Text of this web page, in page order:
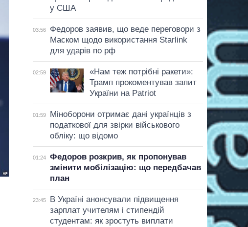
у США
03:56
Федоров заявив, що веде переговори з
Маском щодо використання Starlink
для ударів по рф
02:59
«Нам теж потрібні ракети»:
Трамп прокоментував запит
України на Patriot
01:59
Міноборони отримає дані українців з
податкової для звірки військового
обліку: що відомо
01:24
Федоров розкрив, як пропонував
змінити мобілізацію: що передбачав
план
23:45
В Україні анонсували підвищення
зарплат учителям і стипендій
студентам: як зростуть виплати